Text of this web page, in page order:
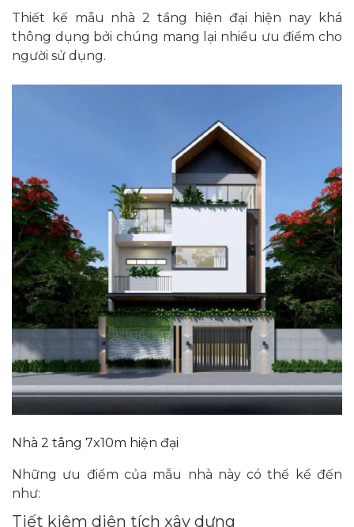
Thiết kế mẫu nhà 2 tầng hiện đại hiện nay khá
thông dụng bởi chúng mang lại nhiều ưu điểm cho
người sử dụng.
Nhà 2 tâng 7x10m hiện đại
Những ưu điểm của mẫu nhà này có thể kể đến
như:
Tiết kiệm diện tích xây dựng